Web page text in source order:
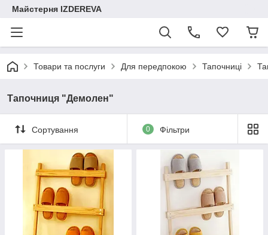
Майстерня IZDEREVA
Товари та послуги Для передпокою Тапочниці
Тапочниця "Демолен"
Сортування 0 Фільтри